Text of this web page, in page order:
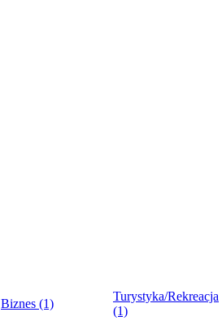
Biznes (1)
Turystyka/Rekreacja
(1)